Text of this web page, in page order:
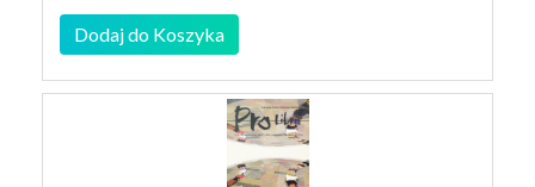
Dodaj do Koszyka